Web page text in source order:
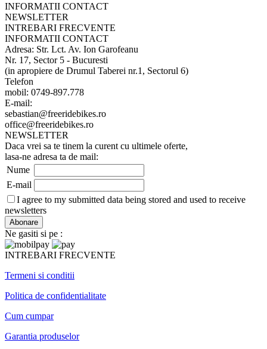
INFORMATII CONTACT
NEWSLETTER
INTREBARI FRECVENTE
INFORMATII CONTACT
Adresa: Str. Lct. Av. Ion Garofeanu
Nr. 17, Sector 5 - Bucuresti
(in apropiere de Drumul Taberei nr.1, Sectorul 6)
Telefon
mobil: 0749-897.778
E-mail:
sebastian@freeridebikes.ro
office@freeridebikes.ro
NEWSLETTER
Daca vrei sa te tinem la curent cu ultimele oferte,
lasa-ne adresa ta de mail:
Nume
E-mail
I agree to my submitted data being stored and used to receive
newsletters
Ne gasiti si pe :
INTREBARI FRECVENTE
Termeni si conditii
Politica de confidentialitate
Cum cumpar
Garantia produselor